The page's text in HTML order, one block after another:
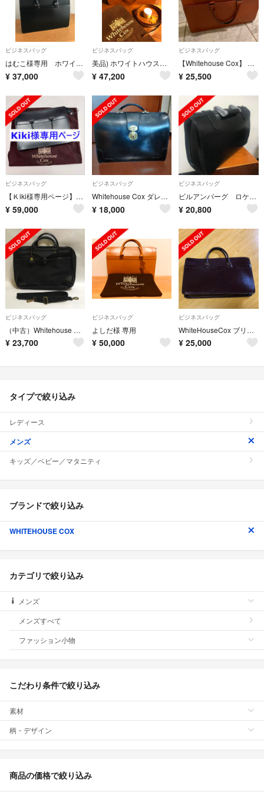
ビジネスバッグ
はむこ様専用 ホワイトハウスコックス ブライドルレザー ブリーフケース
¥ 37,000
ビジネスバッグ
美品) ホワイトハウスコックス ブリーフケース ビジネスバッグ ブライドルレザー
¥ 47,200
ビジネスバッグ
【Whitehouse Cox】 L9892 BRIFCASE
¥ 25,500
ビジネスバッグ
【Ｋiki様専用ページ】Whitehouse Cox BRIEFCASE
¥ 59,000
ビジネスバッグ
Whitehouse Cox ダレスバッグ
¥ 18,000
ビジネスバッグ
ビルアンバーグ ロケットバッグ
¥ 20,800
ビジネスバッグ
（中古）Whitehouse Cox ホワイトハウスコックス ビジネス バッグ
¥ 23,700
ビジネスバッグ
よしだ様 専用
¥ 50,000
ビジネスバッグ
WhiteHouseCox ブリーフケース
¥ 25,000
タイプで絞り込み
レディース
メンズ
キッズ／ベビー／マタニティ
ブランドで絞り込み
WHITEHOUSE COX
カテゴリで絞り込み
メンズ
メンズすべて
ファッション小物
こだわり条件で絞り込み
素材
柄・デザイン
商品の価格で絞り込み